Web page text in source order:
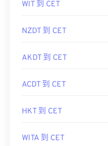
WIT 到 CET
NZDT 到 CET
AKDT 到 CET
ACDT 到 CET
HKT 到 CET
WITA 到 CET